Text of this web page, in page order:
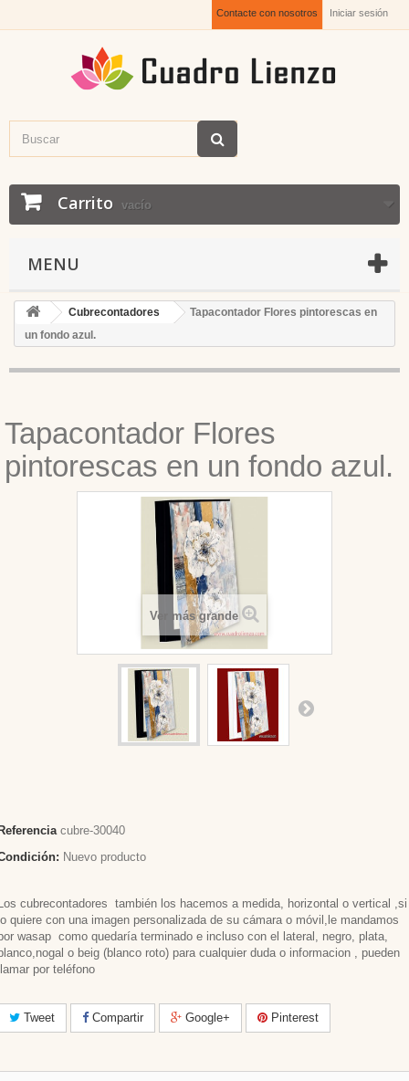
Iniciar sesión
Contacte con nosotros
Carrito vacío
MENU
Cubrecontadores
Tapacontador Flores pintorescas en
un fondo azul.
Tapacontador Flores
pintorescas en un fondo azul.
Ver más grande
cubre-30040
Nuevo producto
cubrecontadores también los hacemos a medida, horizontal o vertical ,si
quiere con una imagen personalizada de su cámara o móvil,le mandamos
wasap como quedaría terminado e incluso con el lateral, negro, plata,
o beig (blanco roto) para cualquier duda o informacion , pueden
por teléfono
Tweet Compartir Google+ Pinterest